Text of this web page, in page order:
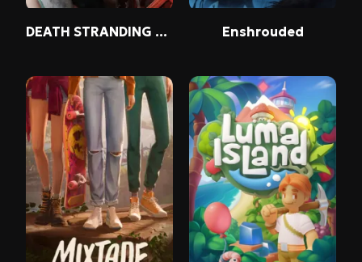
DEATH STRANDING 2: ON THE BEACH Enshrouded